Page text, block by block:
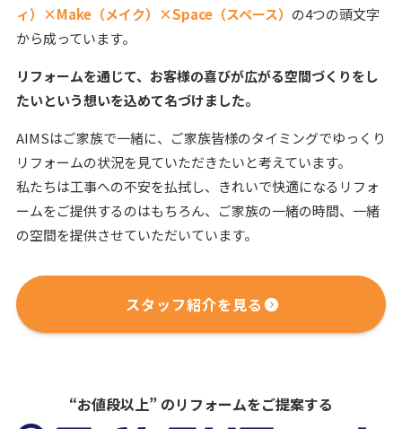
ィ）×Make（メイク）×Space（スペース） の4つの頭文字
から成っています。
リフォームを通じて、 お客様の喜びが広がる空間づくりをし
たいという想いを込めて名づけました。
AIMSはご家族で一緒に、ご家族皆様のタイミングでゆっくり
リフォームの状況を見ていただきたいと考えています。
私たちは工事への不安を払拭し、きれいで快適になるリフォ
ームをご提供するのはもちろん、ご家族の一緒の時間、一緒
の空間を提供させていただいています。
スタッフ紹介を見る
“お値段以上” のリフォームをご提案する